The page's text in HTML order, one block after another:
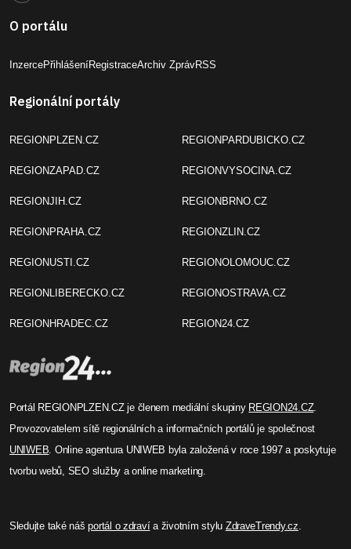
O portálu
InzercePřihlášeníRegistraceArchiv ZprávRSS
Regionální portály
REGIONPLZEN.CZ
REGIONZAPAD.CZ
REGIONJIH.CZ
REGIONPRAHA.CZ
REGIONUSTI.CZ
REGIONLIBERECKO.CZ
REGIONHRADEC.CZ
REGIONPARDUBICKO.CZ
REGIONVYSOCINA.CZ
REGIONBRNO.CZ
REGIONZLIN.CZ
REGIONOLOMOUC.CZ
REGIONOSTRAVA.CZ
REGION24.CZ
Portál REGIONPLZEN.CZ je členem mediální skupiny REGION24.CZ.
Provozovatelem sítě regionálních a informačních portálů je společnost
UNIWEB . Online agentura UNIWEB byla založená v roce 1997 a poskytuje
tvorbu webů, SEO služby a online marketing.
Sledujte také nášportál o zdravía životním stylu ZdraveTrendy.cz